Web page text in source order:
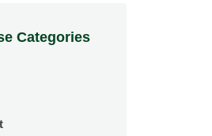
Categories